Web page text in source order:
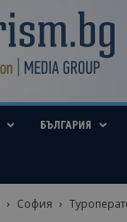
БЪЛГАРИЯ
София